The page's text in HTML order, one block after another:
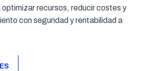
recursos, reducir costes y
con seguridad y rentabilidad a